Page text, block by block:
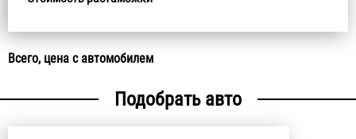
Всего, цена с автомобилем
Подобрать авто